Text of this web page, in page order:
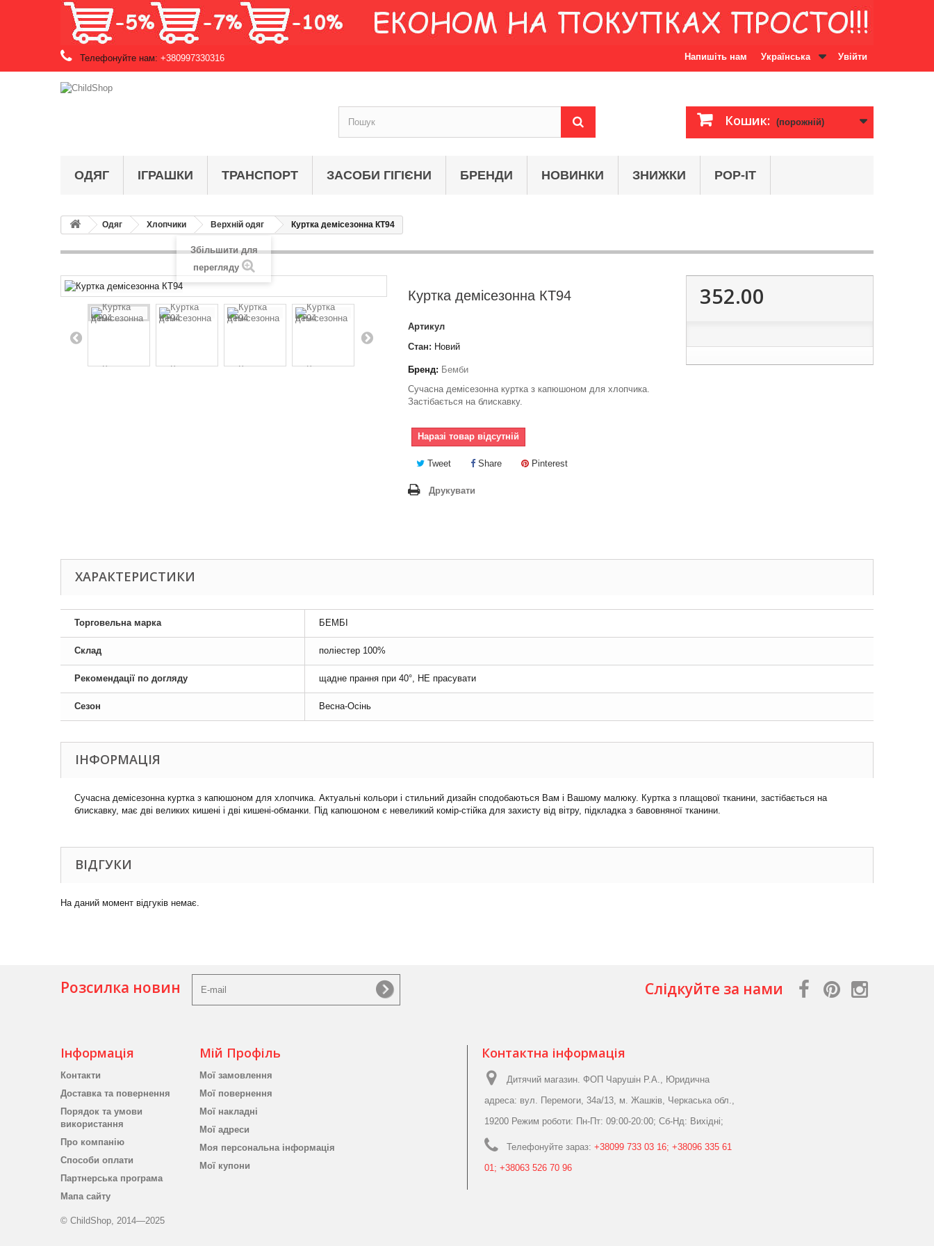
Увійти
Українська
Напишіть нам
Телефонуйте нам: +380997330316
Кошик: (порожній)
ОДЯГ ІГРАШКИ ТРАНСПОРТ ЗАСОБИ ГІГІЄНИ БРЕНДИ НОВИНКИ ЗНИЖКИ POP-IT
Одяг Хлопчики Верхній одяг Куртка демісезонна КТ94
Збільшити для
перегляду
Куртка демісезонна КТ94
Артикул
Стан: Новий
Бренд: Бемби
Сучасна демісезонна куртка з капюшоном для хлопчика.
Застібається на блискавку.
Наразі товар відсутній
Tweet Share Pinterest
Друкувати
352.00
ХАРАКТЕРИСТИКИ
Торговельна марка БЕМБІ
Склад поліестер 100%
Рекомендації по догляду щадне прання при 40°, НЕ прасувати
Сезон Весна-Осінь
ІНФОРМАЦІЯ
Сучасна демісезонна куртка з капюшоном для хлопчика. Актуальні кольори і стильний дизайн сподобаються Вам і Вашому малюку. Куртка з плащової тканини, застібається на
блискавку, має дві великих кишені і дві кишені-обманки. Під капюшоном є невеликий комір-стійка для захисту від вітру, підкладка з бавовняної тканини.
ВІДГУКИ
На даний момент відгуків немає.
Розсилка новин Слідкуйте за нами
Інформація
Контакти
Доставка та повернення
Порядок та умови
використання
Про компанію
Способи оплати
Партнерська програма
Мапа сайту
© ChildShop, 2014—2025
Мій Профіль
Мої замовлення
Мої повернення
Мої накладні
Мої адреси
Моя персональна інформація
Мої купони
Контактна інформація
Дитячий магазин. ФОП Чарушін Р.А., Юридична
адреса: вул. Перемоги, 34а/13, м. Жашків, Черкаська обл.,
19200 Режим роботи: Пн-Пт: 09:00-20:00; Сб-Нд: Вихідні;
Телефонуйте зараз: +38099 733 03 16; +38096 335 61
01; +38063 526 70 96